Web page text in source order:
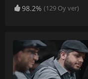
98.2% (129 Oy ver)